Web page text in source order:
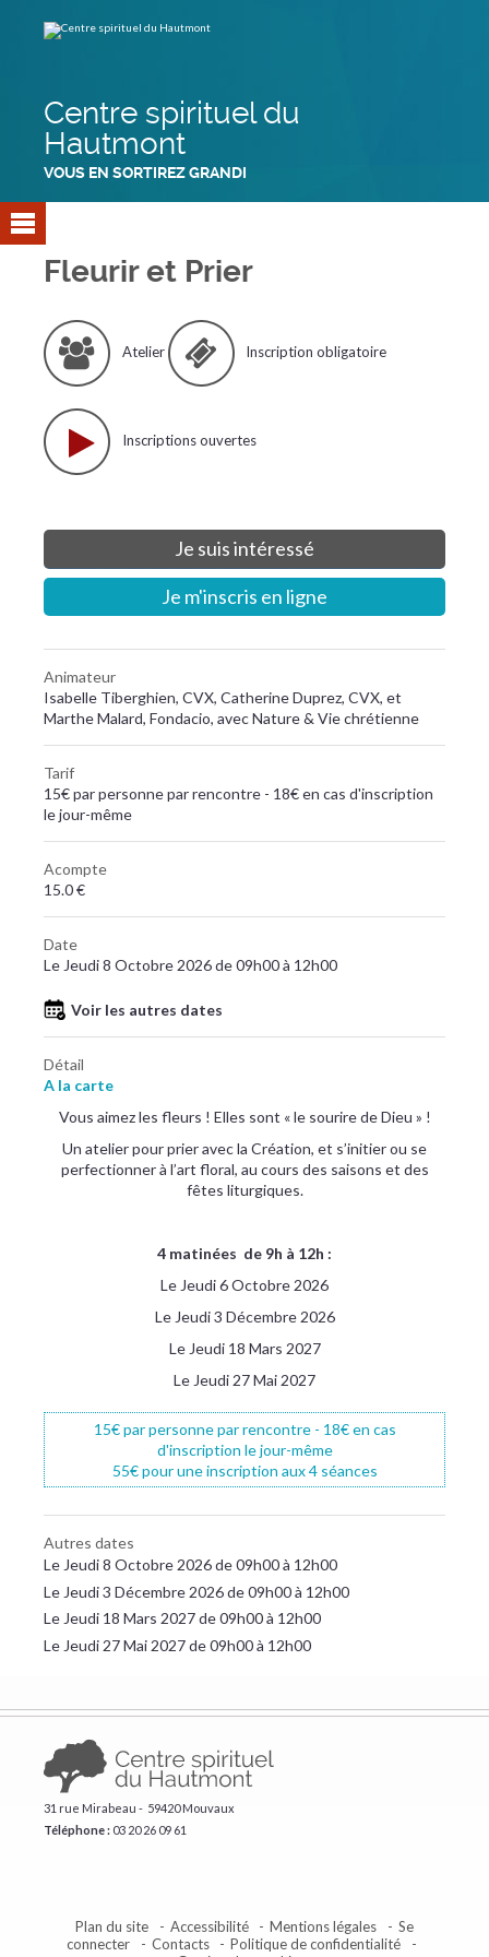
contenu.
Centre spirituel du
Hautmont
VOUS EN SORTIREZ GRANDI
Fleurir et Prier
Atelier Inscription obligatoire
Inscriptions ouvertes
Je suis intéressé
Je m'inscris en ligne
Animateur
Isabelle Tiberghien, CVX, Catherine Duprez, CVX, et
Marthe Malard, Fondacio, avec Nature & Vie chrétienne
Tarif
15€ par personne par rencontre - 18€ en cas d'inscription
le jour-même
Acompte
15.0 €
Date
Le Jeudi 8 Octobre 2026 de 09h00 à 12h00
Voir les autres dates
Détail
A la carte
Vous aimez les fleurs ! Elles sont « le sourire de Dieu » !
Un atelier pour prier avec la Création, et s’initier ou se
perfectionner à l’art floral, au cours des saisons et des
fêtes liturgiques.
4 matinées de 9h à 12h :
Le Jeudi 6 Octobre 2026
Le Jeudi 3 Décembre 2026
Le Jeudi 18 Mars 2027
Le Jeudi 27 Mai 2027
15€ par personne par rencontre - 18€ en cas
d'inscription le jour-même
55€ pour une inscription aux 4 séances
Autres dates
Le Jeudi 8 Octobre 2026 de 09h00 à 12h00
Le Jeudi 3 Décembre 2026 de 09h00 à 12h00
Le Jeudi 18 Mars 2027 de 09h00 à 12h00
Le Jeudi 27 Mai 2027 de 09h00 à 12h00
31 rue Mirabeau - 59420 Mouvaux
Téléphone : ​03 20 26 09 61
Plan du site Accessibilité Mentions légales
Se
connecter
Contacts
Politique de confidentialité